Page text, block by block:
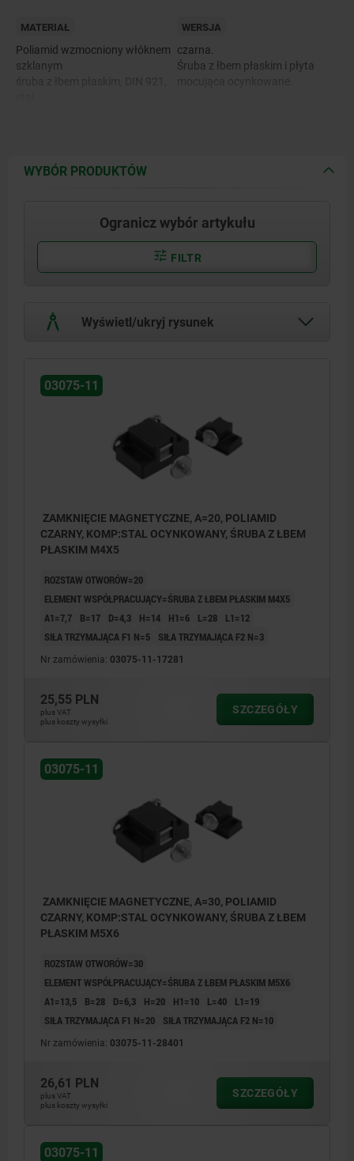
MATERIAŁ
Poliamid wzmocniony włóknem
szklanym
WERSJA
czarna.
Śruba z łbem płaskim i płyta
WYBÓR PRODUKTÓW
Ogranicz wybór artykułu
FILTR
Wyświetl/ukryj rysunek
2) Płyta mocująca
03075-11
ZAMKNIĘCIE MAGNETYCZNE, A=20, POLIAMID
CZARNY, KOMP:STAL OCYNKOWANY, ŚRUBA Z ŁBEM
PŁASKIM M4X5
ROZSTAW OTWORÓW=20
ELEMENT WSPÓŁPRACUJĄCY=ŚRUBA Z ŁBEM PŁASKIM M4X5
A1=7,7
B=17 D=4,3 H=14 H1=6 L=28
L1=12
SIŁA TRZYMAJĄCA F1 N=5
SIŁA TRZYMAJĄCA F2 N=3
Nr zamówienia: 03075-11-17281
25,55 PLN
plus VAT
plus koszty wysyłki
SZCZEGÓŁY
03075-11
ZAMKNIĘCIE MAGNETYCZNE, A=30, POLIAMID
CZARNY, KOMP:STAL OCYNKOWANY, ŚRUBA Z ŁBEM
PŁASKIM M5X6
ROZSTAW OTWORÓW=30
ELEMENT WSPÓŁPRACUJĄCY=ŚRUBA Z ŁBEM PŁASKIM M5X6
A1=13,5
B=28 D=6,3 H=20 H1=10 L=40
L1=19
SIŁA TRZYMAJĄCA F1 N=20
SIŁA TRZYMAJĄCA F2 N=10
Nr zamówienia: 03075-11-28401
26,61 PLN
plus VAT
plus koszty wysyłki
SZCZEGÓŁY
03075-11